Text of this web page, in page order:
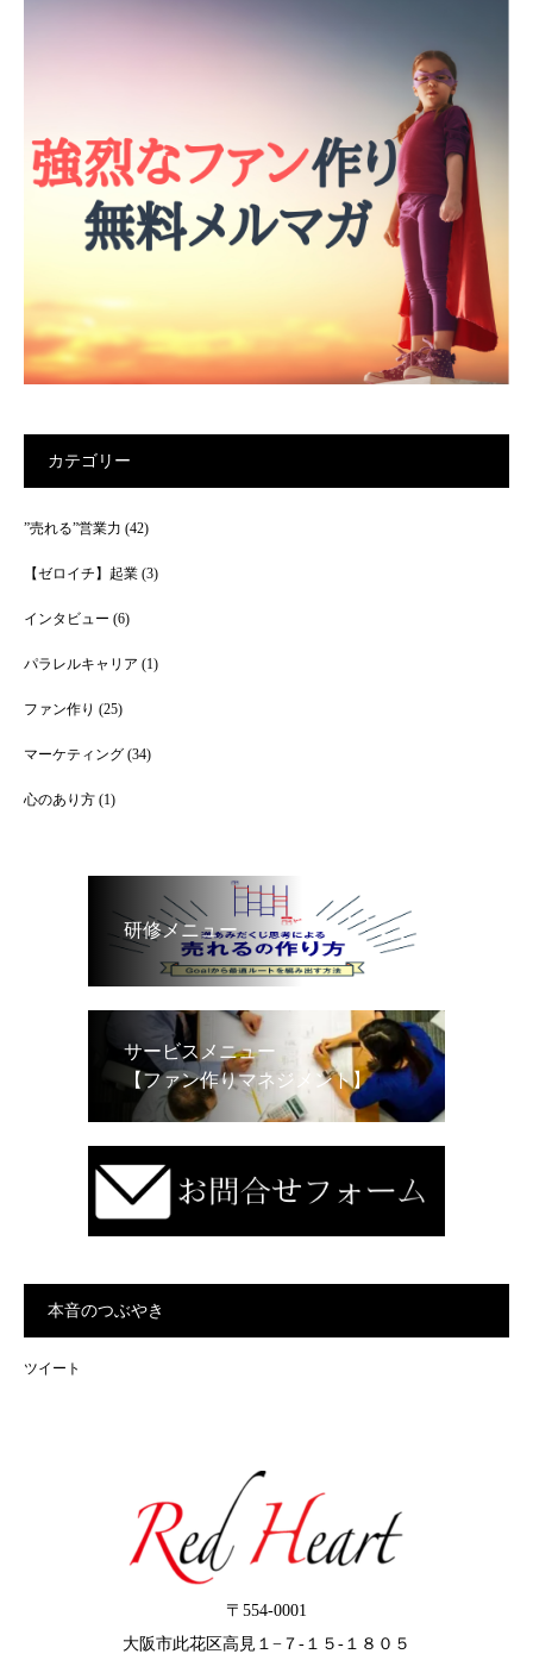
カテゴリー
”売れる”営業力 (42)
【ゼロイチ】起業 (3)
インタビュー (6)
パラレルキャリア (1)
ファン作り (25)
マーケティング (34)
心のあり方 (1)
研修メニュー
サービスメニュー
【ファン作りマネジメント】
本音のつぶやき
ツイート
〒554-0001
大阪市此花区高見１−７-１５-１８０５